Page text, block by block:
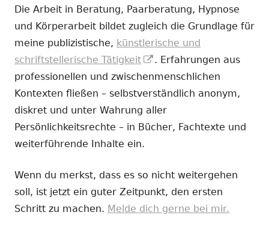
Die Arbeit in Beratung, Paarberatung, Hypnose
und Körperarbeit bildet zugleich die Grundlage für
meine publizistische, künstlerische und
schriftstellerische Tätigkeit
In
neuem
Fenster
öffnen
. Erfahrungen aus
professionellen und zwischenmenschlichen
Kontexten fließen – selbstverständlich anonym,
diskret und unter Wahrung aller
Persönlichkeitsrechte – in Bücher, Fachtexte und
weiterführende Inhalte ein.
Wenn du merkst, dass es so nicht weitergehen
soll, ist jetzt ein guter Zeitpunkt, den ersten
Schritt zu machen. Melde dich gerne bei mir.